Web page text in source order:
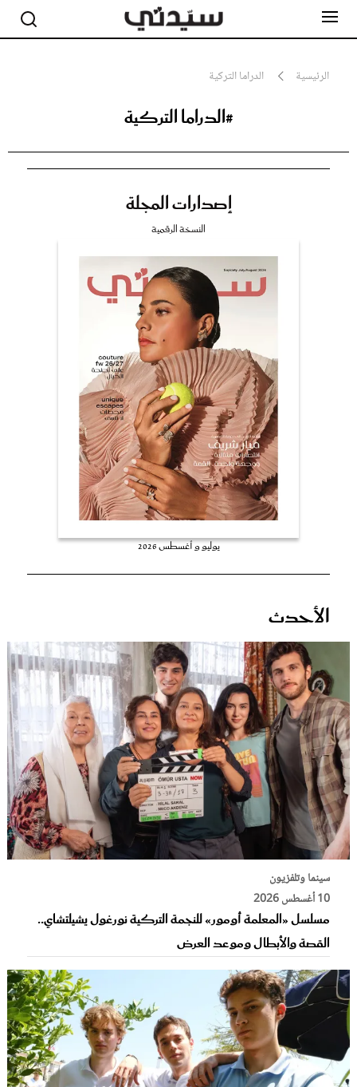
الرئيسية الدراما التركية
#الدراما التركية
إصدارات المجلة
النسخة الرقمية
يوليو و أغسطس 2026
الأحدث
سينما وتلفزيون
10 أغسطس 2026
مسلسل «المعلمة أومور» للنجمة التركية نورغول يشيلتشاي..
القصة والأبطال وموعد العرض
جمال
صحة ورشاقة
عروس سيدتي
غلاف رفمي